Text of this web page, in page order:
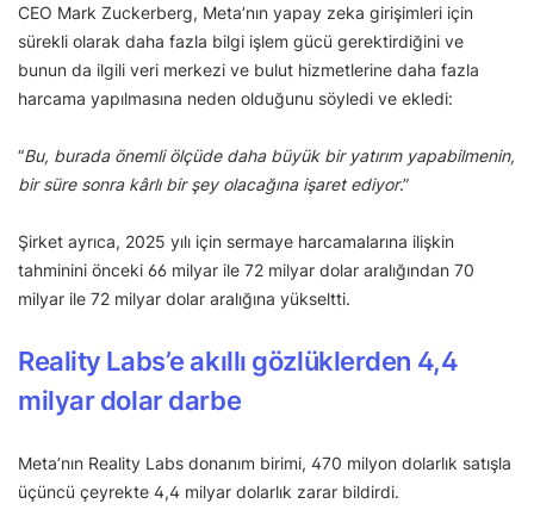
CEO Mark Zuckerberg, Meta’nın yapay zeka girişimleri için
sürekli olarak daha fazla bilgi işlem gücü gerektirdiğini ve
bunun da ilgili veri merkezi ve bulut hizmetlerine daha fazla
harcama yapılmasına neden olduğunu söyledi ve ekledi:
“Bu, burada önemli ölçüde daha büyük bir yatırım yapabilmenin,
bir süre sonra kârlı bir şey olacağına işaret ediyor.”
Şirket ayrıca, 2025 yılı için sermaye harcamalarına ilişkin
tahminini önceki 66 milyar ile 72 milyar dolar aralığından 70
milyar ile 72 milyar dolar aralığına yükseltti.
Reality Labs’e akıllı gözlüklerden 4,4
milyar dolar darbe
Meta’nın Reality Labs donanım birimi, 470 milyon dolarlık satışla
üçüncü çeyrekte 4,4 milyar dolarlık zarar bildirdi.